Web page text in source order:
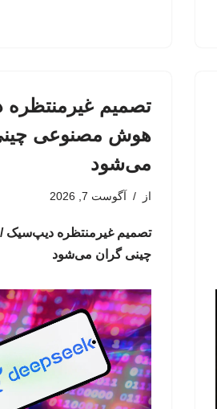
تصمیم
هوش مصنوعی
می‌شود
از آگوست 7, 2026
تصمیم غیرمنتظره
چینی گران می‌شود